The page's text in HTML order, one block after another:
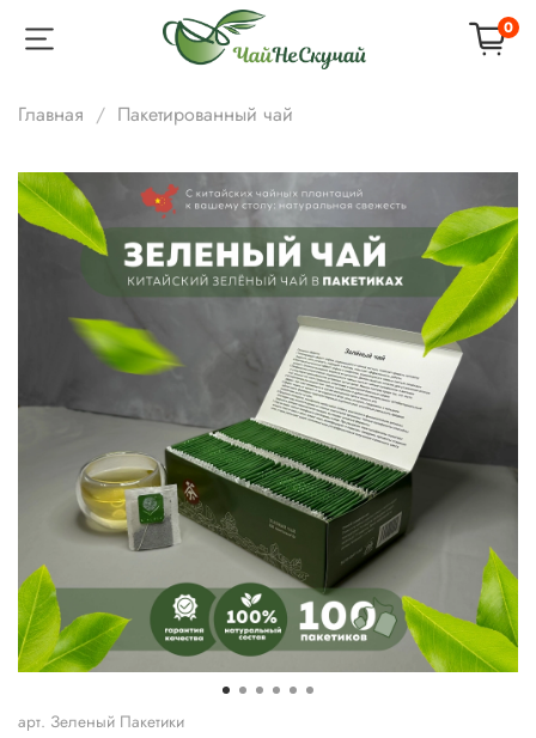
0
Главная Пакетированный чай
арт. Зеленый Пакетики